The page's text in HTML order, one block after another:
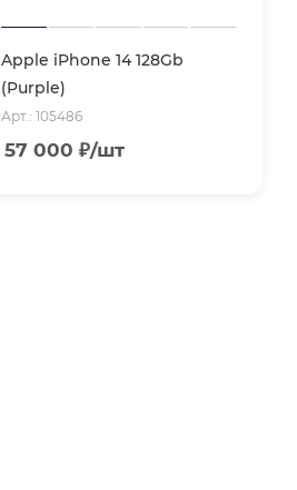
Apple iPhone 14 128Gb
(Purple)
Арт.: 105486
57 000 ₽/шт